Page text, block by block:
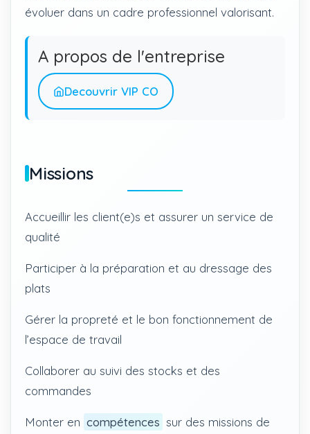
évoluer dans un cadre professionnel valorisant.
A propos de l'entreprise
Decouvrir VIP CO
Missions
Accueillir les client(e)s et assurer un service de
qualité
Participer à la préparation et au dressage des
plats
Gérer la propreté et le bon fonctionnement de
l’espace de travail
Collaborer au suivi des stocks et des
commandes
Monter en compétences sur des missions de